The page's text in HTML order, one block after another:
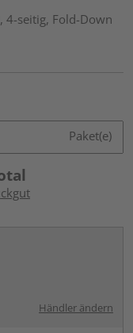
4-seitig, Fold-Down
Paket(e)
Händler ändern